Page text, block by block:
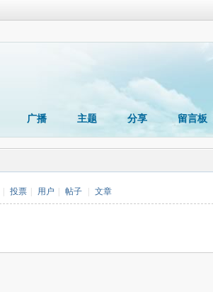
广播 主题 分享 留言板
投票 用户 帖子 文章